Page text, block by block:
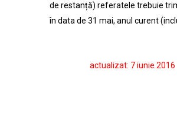
de restanță) referatele trebuie
în data de 31 mai, anul curent
actualizat: 7 iunie 2016